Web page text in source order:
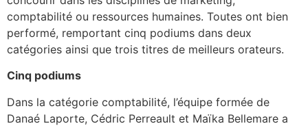
comptabilité ou ressources humaines. Toutes ont bien
performé, remportant cinq podiums dans deux
catégories ainsi que trois titres de meilleurs orateurs.
Cinq podiums
Dans la catégorie comptabilité, l’équipe formée de
Danaé Laporte, Cédric Perreault et Maïka Bellemare a